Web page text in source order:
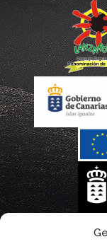
La gestión de la DOP